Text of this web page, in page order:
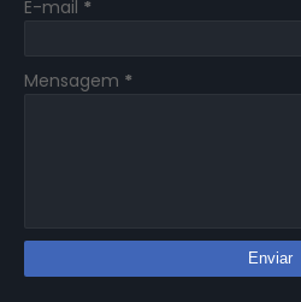
E-mail *
Mensagem *